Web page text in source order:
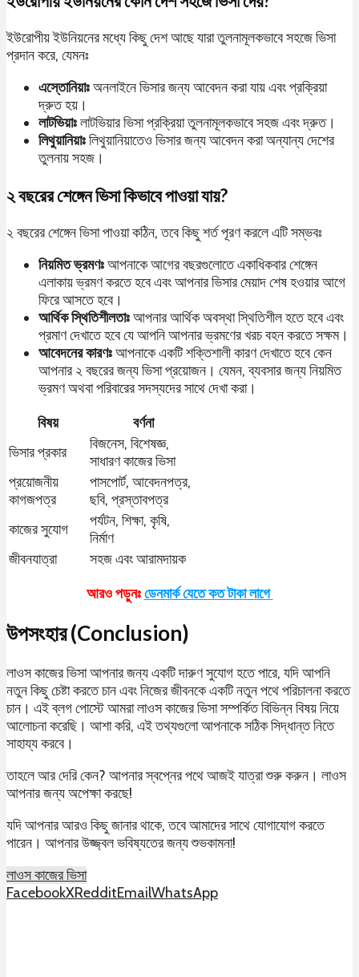
ইউরোপীয় ইউনিয়নের মধ্যে কিছু দেশ আছে যারা তুলনামূলকভাবে সহজে ভিসা
প্রদান করে, যেমনঃ
এস্তোনিয়াঃঅনলাইনে ভিসার জন্য আবেদন করা যায় এবং প্রক্রিয়া
দ্রুত হয়।
লাটভিয়াঃলাটভিয়ার ভিসা প্রক্রিয়া তুলনামূলকভাবে সহজ এবং দ্রুত।
লিথুয়ানিয়াঃলিথুয়ানিয়াতেও ভিসার জন্য আবেদন করা অন্যান্য দেশের
তুলনায় সহজ।
২ বছরের শেঙ্গেন ভিসা কিভাবে পাওয়া যায়?
২ বছরের শেঙ্গেন ভিসা পাওয়া কঠিন, তবে কিছু শর্ত পূরণ করলে এটি সম্ভবঃ
নিয়মিত ভ্রমণঃআপনাকে আগের বছরগুলোতে একাধিকবার শেঙ্গেন
এলাকায় ভ্রমণ করতে হবে এবং আপনার ভিসার মেয়াদ শেষ হওয়ার আগে
ফিরে আসতে হবে।
আর্থিক স্থিতিশীলতাঃআপনার আর্থিক অবস্থা স্থিতিশীল হতে হবে এবং
প্রমাণ দেখাতে হবে যে আপনি আপনার ভ্রমণের খরচ বহন করতে সক্ষম।
আবেদনের কারণঃআপনাকে একটি শক্তিশালী কারণ দেখাতে হবে কেন
আপনার ২ বছরের জন্য ভিসা প্রয়োজন। যেমন, ব্যবসার জন্য নিয়মিত
ভ্রমণ অথবা পরিবারের সদস্যদের সাথে দেখা করা।
বিষয়
বর্ণনা
ভিসার প্রকার
বিজনেস, বিশেষজ্ঞ,
সাধারণ কাজের ভিসা
প্রয়োজনীয়
কাগজপত্র
পাসপোর্ট, আবেদনপত্র,
ছবি, প্রস্তাবপত্র
কাজের সুযোগ
পর্যটন, শিক্ষা, কৃষি,
নির্মাণ
জীবনযাত্রা
সহজ এবং আরামদায়ক
আরও পড়ুনঃডেনমার্ক যেতে কত টাকা লাগে
উপসংহার (Conclusion)
লাওস কাজের ভিসা আপনার জন্য একটি দারুণ সুযোগ হতে পারে, যদি আপনি
নতুন কিছু চেষ্টা করতে চান এবং নিজের জীবনকে একটি নতুন পথে পরিচালনা করতে
চান। এই ব্লগ পোস্টে আমরা লাওস কাজের ভিসা সম্পর্কিত বিভিন্ন বিষয় নিয়ে
আলোচনা করেছি। আশা করি, এই তথ্যগুলো আপনাকে সঠিক সিদ্ধান্ত নিতে
সাহায্য করবে।
তাহলে আর দেরি কেন? আপনার স্বপ্নের পথে আজই যাত্রা শুরু করুন। লাওস
আপনার জন্য অপেক্ষা করছে!
যদি আপনার আরও কিছু জানার থাকে, তবে আমাদের সাথে যোগাযোগ করতে
পারেন। আপনার উজ্জ্বল ভবিষ্যতের জন্য শুভকামনা!
লাওস কাজের ভিসা
FacebookXRedditEmailWhatsApp